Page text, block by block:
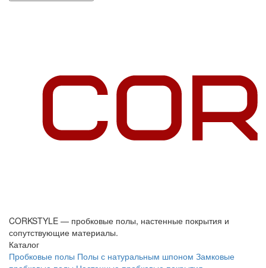
CORKSTYLE — пробковые полы, настенные покрытия и
сопутствующие материалы.
Каталог
Пробковые полы Полы с натуральным шпоном Замковые